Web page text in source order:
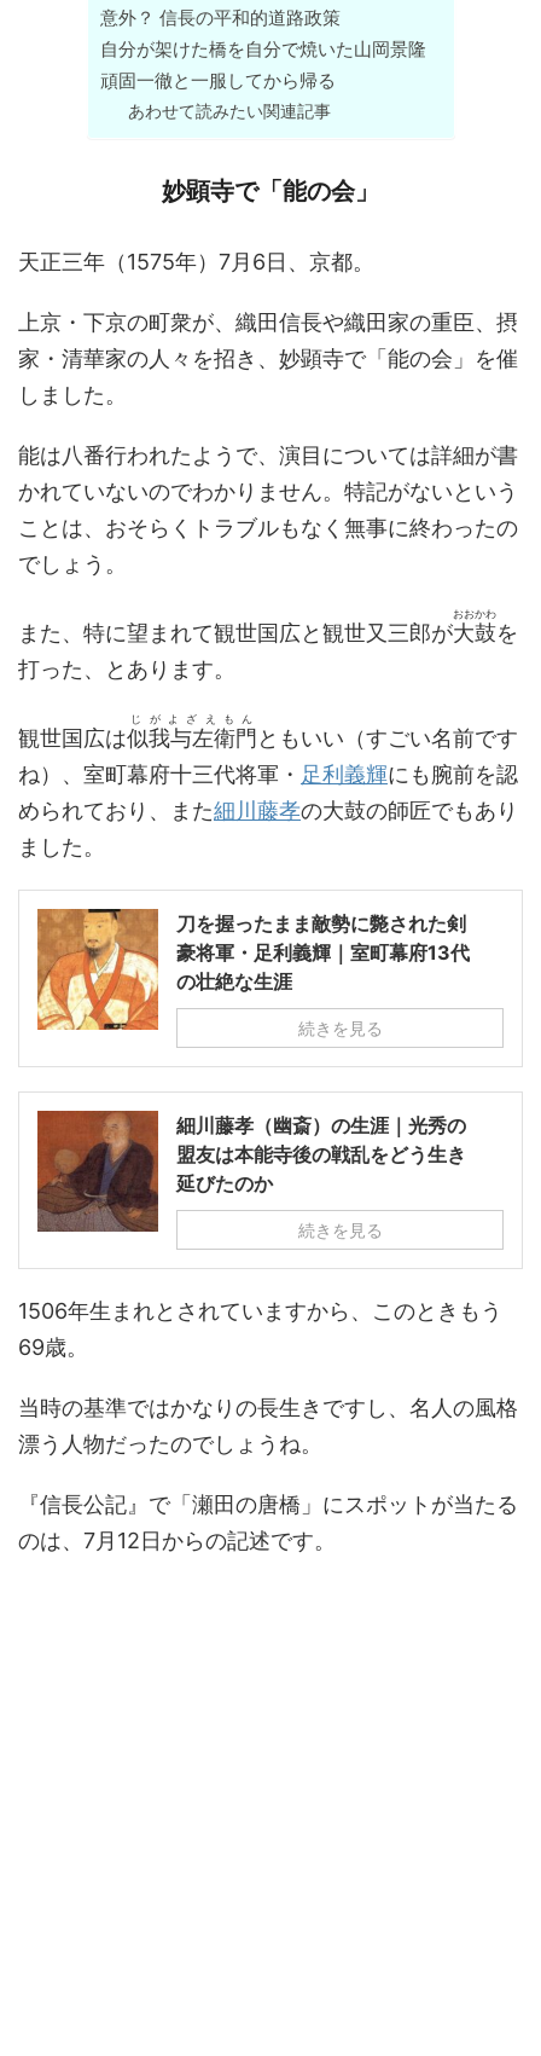
意外？ 信長の平和的道路政策
自分が架けた橋を自分で焼いた山岡景隆
頑固一徹と一服してから帰る
あわせて読みたい関連記事
妙顕寺で「能の会」
天正三年（1575年）7月6日、京都。
上京・下京の町衆が、織田信長や織田家の重臣、摂
家・清華家の人々を招き、妙顕寺で「能の会」を催
しました。
能は八番行われたようで、演目については詳細が書
かれていないのでわかりません。特記がないという
ことは、おそらくトラブルもなく無事に終わったの
でしょう。
また、特に望まれて観世国広と観世又三郎が大鼓
おおかわ
を
打った、とあります。
観世国広は似我与左衛門
じがよざえもん
ともいい（すごい名前です
ね）、室町幕府十三代将軍・ 足利義輝にも腕前を認
められており、また細川藤孝の大鼓の師匠でもあり
ました。
刀を握ったまま敵勢に斃された剣
豪将軍・足利義輝｜室町幕府13代
の壮絶な生涯
続きを見る
細川藤孝（幽斎）の生涯｜光秀の
盟友は本能寺後の戦乱をどう生き
延びたのか
続きを見る
1506年生まれとされていますから、このときもう
69歳。
当時の基準ではかなりの長生きですし、名人の風格
漂う人物だったのでしょうね。
『信長公記』で「瀬田の唐橋」にスポットが当たる
のは、7月12日からの記述です。